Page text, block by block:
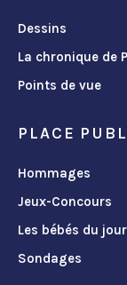
Dessins
La chronique de
Points de vue
PLACE
Hommages
Jeux-Concours
Les bébés du
Sondages